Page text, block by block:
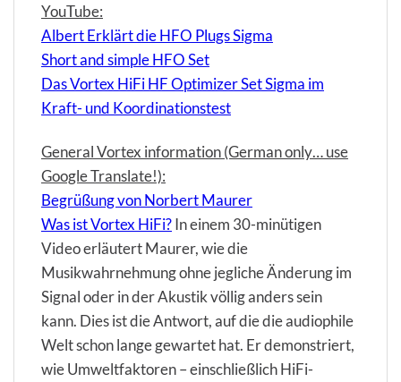
YouTube:
Albert Erklärt die HFO Plugs Sigma
Short and simple HFO Set
Das Vortex HiFi HF Optimizer Set Sigma im
Kraft- und Koordinationstest
General Vortex information (German only… use
Google Translate!):
Begrüßung von Norbert Maurer
Was ist Vortex HiFi?In einem 30-minütigen
Video erläutert Maurer, wie die
Musikwahrnehmung ohne jegliche Änderung im
Signal oder in der Akustik völlig anders sein
kann. Dies ist die Antwort, auf die die audiophile
Welt schon lange gewartet hat. Er demonstriert,
wie Umweltfaktoren – einschließlich HiFi-